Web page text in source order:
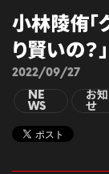
小林陵侑「
り賢いの？
2022/09/27
NE
WS
お知
せ